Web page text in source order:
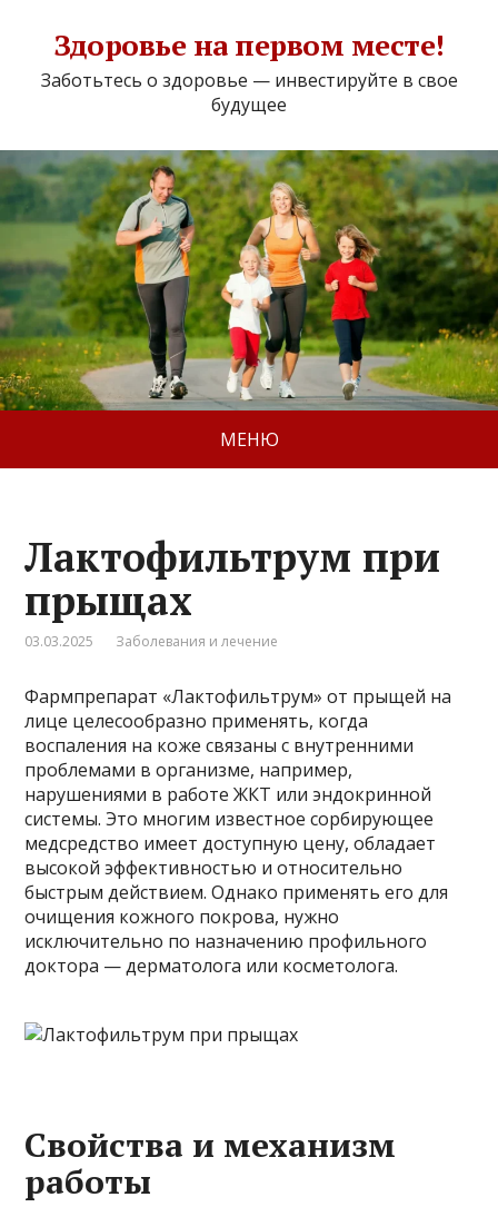
Здоровье на первом месте!
Заботьтесь о здоровье — инвестируйте в свое
будущее
МЕНЮ
Лактофильтрум при
прыщах
03.03.2025 Заболевания и лечение
Фармпрепарат «Лактофильтрум» от прыщей на
лице целесообразно применять, когда
воспаления на коже связаны с внутренними
проблемами в организме, например,
нарушениями в работе ЖКТ или эндокринной
системы. Это многим известное сорбирующее
медсредство имеет доступную цену, обладает
высокой эффективностью и относительно
быстрым действием. Однако применять его для
очищения кожного покрова, нужно
исключительно по назначению профильного
доктора — дерматолога или косметолога.
Свойства и механизм
работы